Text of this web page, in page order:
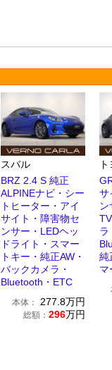
スバル
BRZ 2.4 S 純正
ALPINEナビ・シー
トヒーター・アイ
サイト・障害物セ
ンサー・LEDヘッ
ドライト・スマー
トキー・純正AW・
バックカメラ・
Bluetooth・ETC
本体： 277.8万円
総額： 296万円
サ
ラ
純
マ